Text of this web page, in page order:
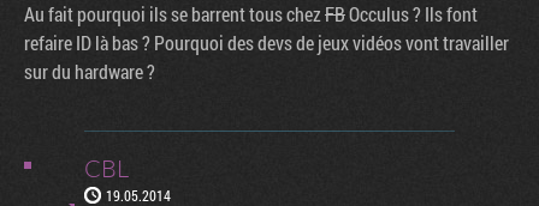
Au fait pourquoi ils se barrent tous chezFBOcculus ? Ils font
refaire ID là bas ? Pourquoi des devs de jeux vidéos vont travailler
sur du hardware ?
CBL
19.05.2014